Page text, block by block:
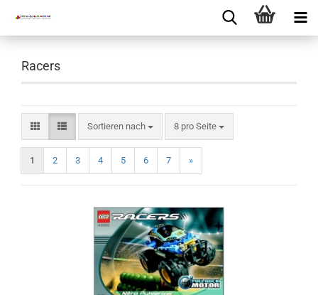
Racers
Sortieren nach 8 pro Seite
1 2 3 4 5 6 7 »